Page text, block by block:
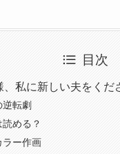
目次
、私に新しい夫をく
転劇
める？
ラー作画